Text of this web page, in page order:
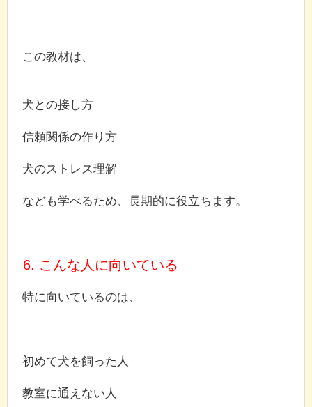
この教材は、
犬との接し方
信頼関係の作り方
犬のストレス理解
なども学べるため、長期的に役立ちます。
6. こんな人に向いている
特に向いているのは、
初めて犬を飼った人
教室に通えない人